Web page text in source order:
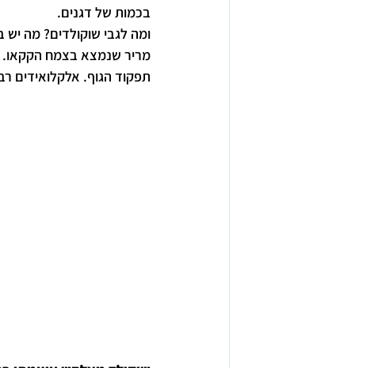
בכמות של דגנים.
ומה לגבי שוקולדים? מה יש
מריר שנמצא בצמח הקקאו.
תפקוד הגוף. אלקלואידים